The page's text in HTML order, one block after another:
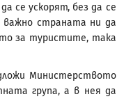
се ускорят, без да се
важно страната ни да
за туристите, така
Министерството
група, а в нея да